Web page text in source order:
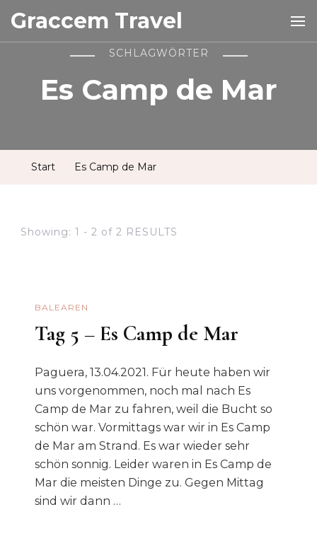
Graccem Travel
SCHLAGWÖRTER
Es Camp de Mar
Start Es Camp de Mar
Showing: 1 - 2 of 2 RESULTS
BALEAREN
Tag 5 – Es Camp de Mar
Paguera, 13.04.2021. Für heute haben wir
uns vorgenommen, noch mal nach Es
Camp de Mar zu fahren, weil die Bucht so
schön war. Vormittags war wir in Es Camp
de Mar am Strand. Es war wieder sehr
schön sonnig. Leider waren in Es Camp de
Mar die meisten Dinge zu. Gegen Mittag
sind wir dann …